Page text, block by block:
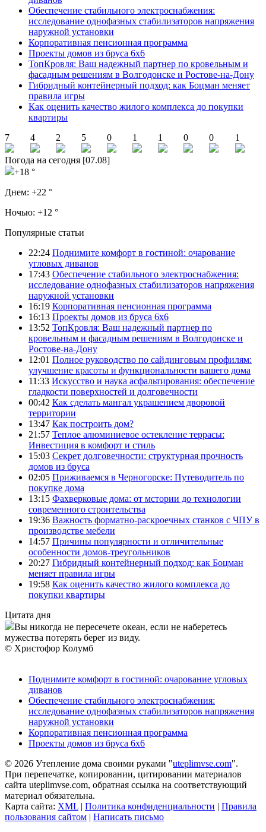
Обеспечение стабильного электроснабжения:
исследование однофазных стабилизаторов напряжения
наружной установки
Корпоративная пенсионная программа
Проекты домов из бруса 6х6
ТопКровля: Ваш надежный партнер по кровельным и
фасадным решениям в Волгодонске и Ростове-на-Дону
Гибридный контейнерный подход: как Боцман меняет
правила игры
Как оценить качество жилого комплекса до покупки
квартиры
7
4 2 5 0 1 1 0 0 1
Погода на сегодня [07.08]
+18 °
Днем: +22 °
Ночью: +12 °
Популярные статьи
22:24 Поднимите комфорт в гостиной: очарование
угловых диванов
17:43 Обеспечение стабильного электроснабжения:
исследование однофазных стабилизаторов напряжения
наружной установки
16:19 Корпоративная пенсионная программа
16:13 Проекты домов из бруса 6х6
13:52 ТопКровля: Ваш надежный партнер по
кровельным и фасадным решениям в Волгодонске и
Ростове-на-Дону
12:01 Полное руководство по сайдинговым профилям:
улучшение красоты и функциональности вашего дома
11:33 Искусство и наука асфальтирования: обеспечение
гладкости поверхностей и долговечности
00:42 Как сделать мангал украшением дворовой
территории
13:47 Как построить дом?
21:57 Теплое алюминиевое остекление террасы:
Инвестиция в комфорт и стиль
15:03 Секрет долговечности: структурная прочность
домов из бруса
02:05 Приживаемся в Черногорске: Путеводитель по
покупке дома
13:15 Фахверковые дома: от мстории до технологии
современного строительства
19:36 Важность форматно-раскроечных станков с ЧПУ в
производстве мебели
14:57 Причины популярности и отличительные
особенности домов-треугольников
20:27 Гибридный контейнерный подход: как Боцман
меняет правила игры
19:58 Как оценить качество жилого комплекса до
покупки квартиры
Цитата дня
Вы никогда не пересечете океан, если не наберетесь
мужества потерять берег из виду.
© Христофор Колумб
Поднимите комфорт в гостиной: очарование угловых
диванов
Обеспечение стабильного электроснабжения:
исследование однофазных стабилизаторов напряжения
наружной установки
Корпоративная пенсионная программа
Проекты домов из бруса 6х6
© 2026 Утепление дома своими руками "uteplimvse.com".
При перепечатке, копировании, цитировании материалов
сайта uteplimvse.com, обратная ссылка на соответствующий
материал обязательна.
Карта сайта: XML | Политика конфиденциальности | Правила
пользования сайтом | Написать письмо